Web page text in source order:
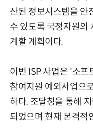
산된 정보시스템을 안
수 있도록 국정자원의
계할 계획이다.
이번 ISP 사업은 '소프
참여지원 예외사업으
하다. 조달청을 통해
되었으며 현재 본격적